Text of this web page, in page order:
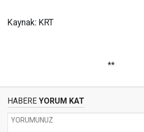
Kaynak: KRT
**
HABERE YORUM KAT